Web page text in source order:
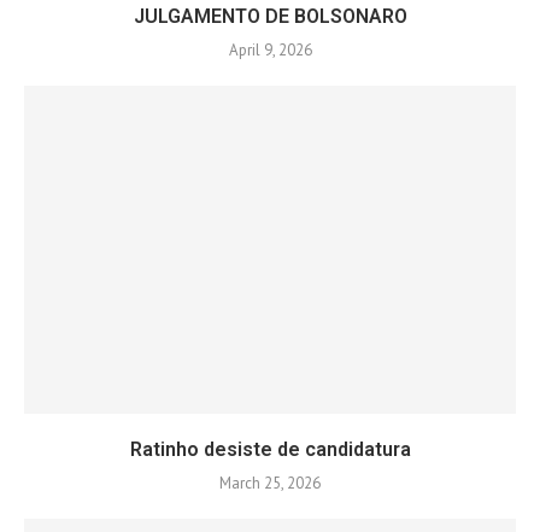
JULGAMENTO DE BOLSONARO
April 9, 2026
Ratinho desiste de candidatura
March 25, 2026